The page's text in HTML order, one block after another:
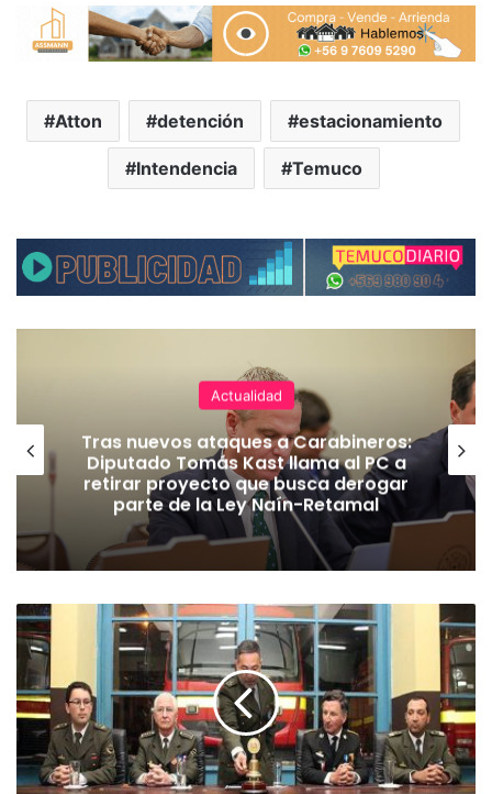
Atton detención estacionamiento
Intendencia Temuco
Actualidad
Tras nuevos ataques a Carabineros:
Diputado Tomás Kast llama al PC a
retirar proyecto que busca derogar
parte de la Ley Naín-Retamal
S
é
p
i
m
a
C